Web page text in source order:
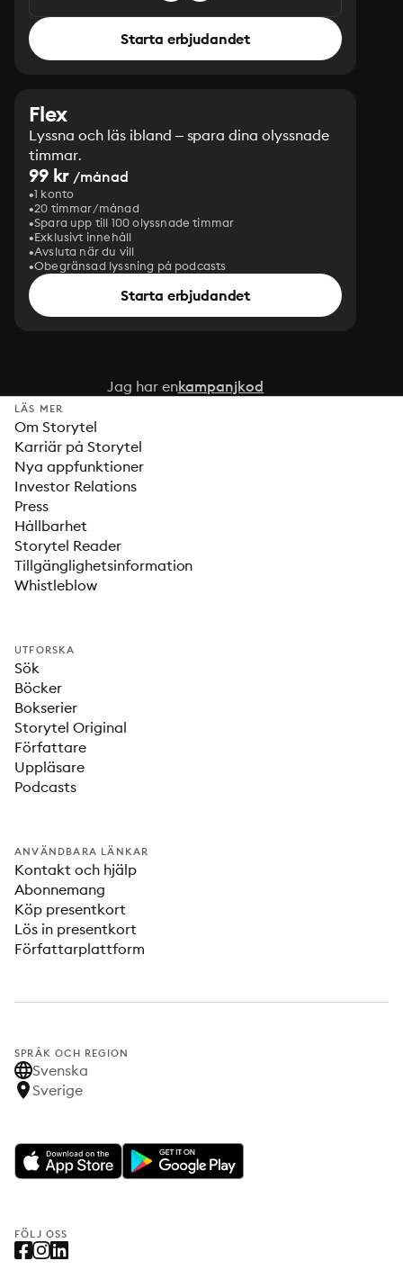
Starta erbjudandet
Flex
Lyssna och läs ibland – spara dina olyssnade
timmar.
99 kr /månad
1 konto
20 timmar/månad
Spara upp till 100 olyssnade timmar
Exklusivt innehåll
Avsluta när du vill
Obegränsad lyssning på podcasts
Starta erbjudandet
Jag har enkampanjkod
LÄS MER
Om Storytel
Karriär på Storytel
Nya appfunktioner
Investor Relations
Press
Hållbarhet
Storytel Reader
Tillgänglighetsinformation
Whistleblow
UTFORSKA
Sök
Böcker
Bokserier
Storytel Original
Författare
Uppläsare
Podcasts
ANVÄNDBARA LÄNKAR
Kontakt och hjälp
Abonnemang
Köp presentkort
Lös in presentkort
Författarplattform
SPRÅK OCH REGION
Svenska
Sverige
FÖLJ OSS